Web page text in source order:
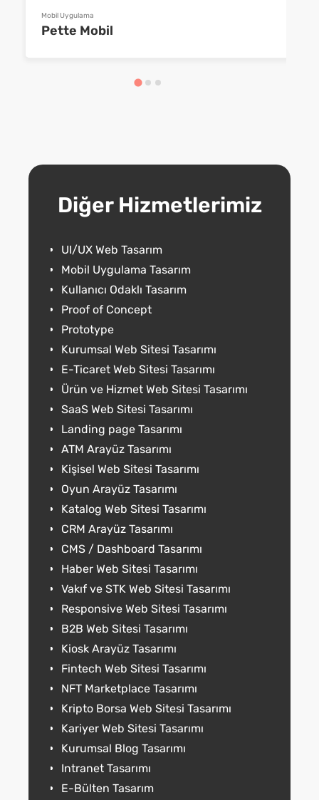
Mobil Uygulama
Pette Mobil
Diğer Hizmetlerimiz
UI/UX Web Tasarım
Mobil Uygulama Tasarım
Kullanıcı Odaklı Tasarım
Proof of Concept
Prototype
Kurumsal Web Sitesi Tasarımı
E-Ticaret Web Sitesi Tasarımı
Ürün ve Hizmet Web Sitesi Tasarımı
SaaS Web Sitesi Tasarımı
Landing page Tasarımı
ATM Arayüz Tasarımı
Kişisel Web Sitesi Tasarımı
Oyun Arayüz Tasarımı
Katalog Web Sitesi Tasarımı
CRM Arayüz Tasarımı
CMS / Dashboard Tasarımı
Haber Web Sitesi Tasarımı
Vakıf ve STK Web Sitesi Tasarımı
Responsive Web Sitesi Tasarımı
B2B Web Sitesi Tasarımı
Kiosk Arayüz Tasarımı
Fintech Web Sitesi Tasarımı
NFT Marketplace Tasarımı
Kripto Borsa Web Sitesi Tasarımı
Kariyer Web Sitesi Tasarımı
Kurumsal Blog Tasarımı
Intranet Tasarımı
E-Bülten Tasarım